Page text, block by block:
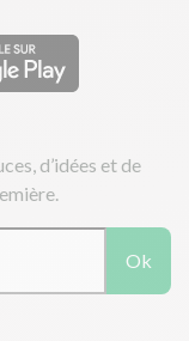
d’idées et de
Ok